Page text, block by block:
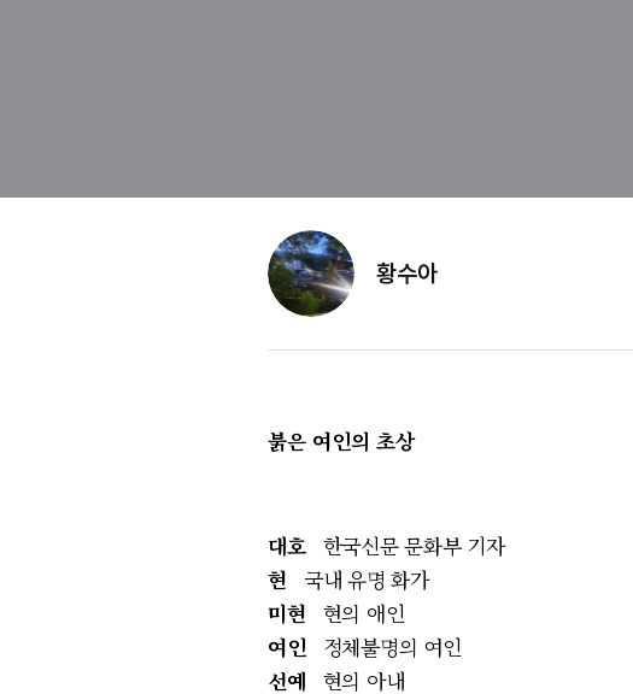
황수아
붉은 여인의 초상
대호한국신문 문화부 기자
현 국내 유명 화가
미현 현의 애인
여인 정체불명의 여인
선예 현의 아내